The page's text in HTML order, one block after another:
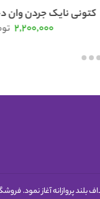
کتونی نایک جردن وان
2,200,000
با اهداف بلند پروازانه آغاز